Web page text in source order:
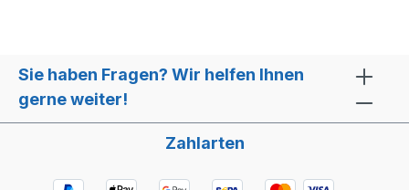
Sie haben Fragen? Wir helfen Ihnen
gerne weiter!
Zahlarten